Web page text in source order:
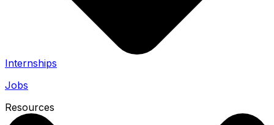
Internships
Jobs
Resources